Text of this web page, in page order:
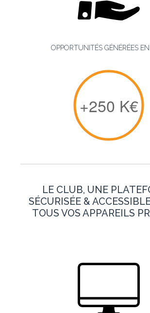
OPPORTUNITÉS GÉNÉRÉES
+250 K€
LE CLUB, UNE
SÉCURISÉE &
TOUS VOS APPAREILS